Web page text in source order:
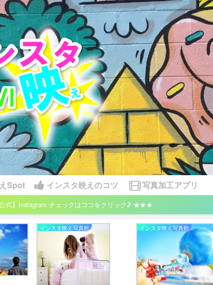
Spot インスタ映えのコツ 写真加工アプリ
式】Instagram チェックはココをクリック♪ ★★★
インスタ映え写真館 インスタ映え写真館